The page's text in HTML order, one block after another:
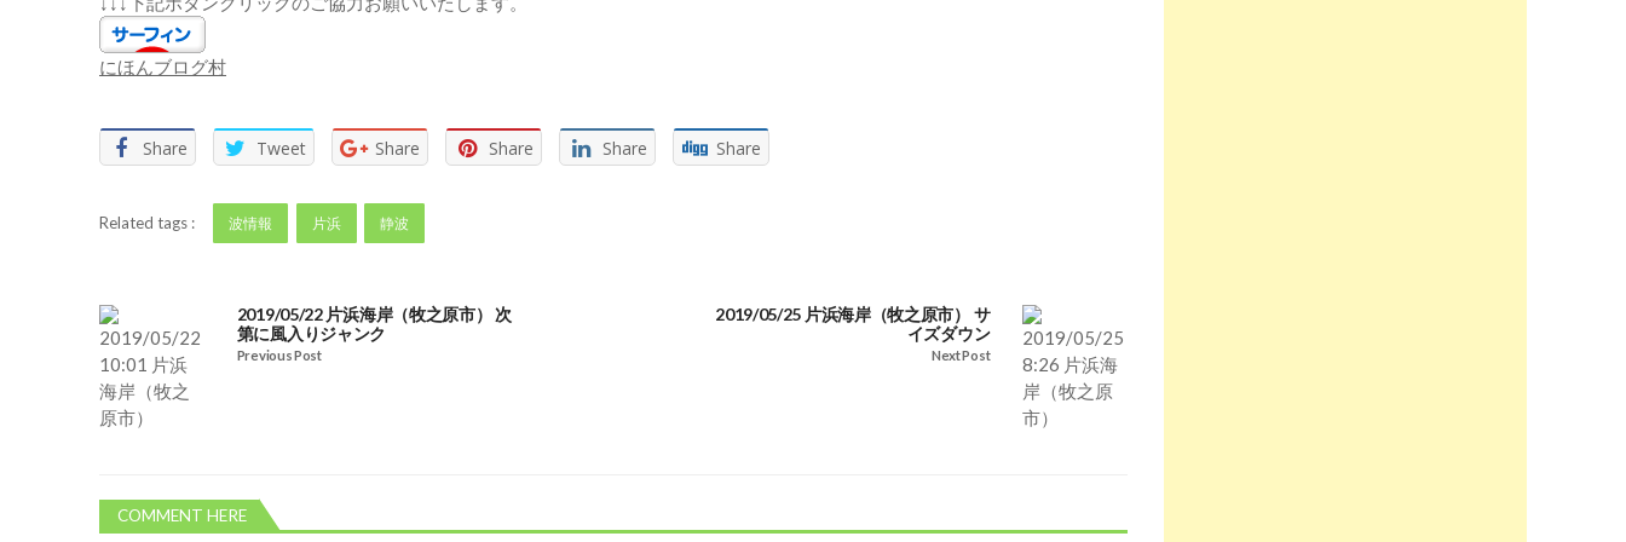
にほんブログ村
Share Tweet Share Share Share Share
Related tags : 波情報 片浜 静波
2019/05/22 片浜海岸（牧之原市） 次
第に風入りジャンク
Previous Post
2019/05/25 片浜海岸（牧之原市） サ
イズダウン
Next Post
COMMENT HERE